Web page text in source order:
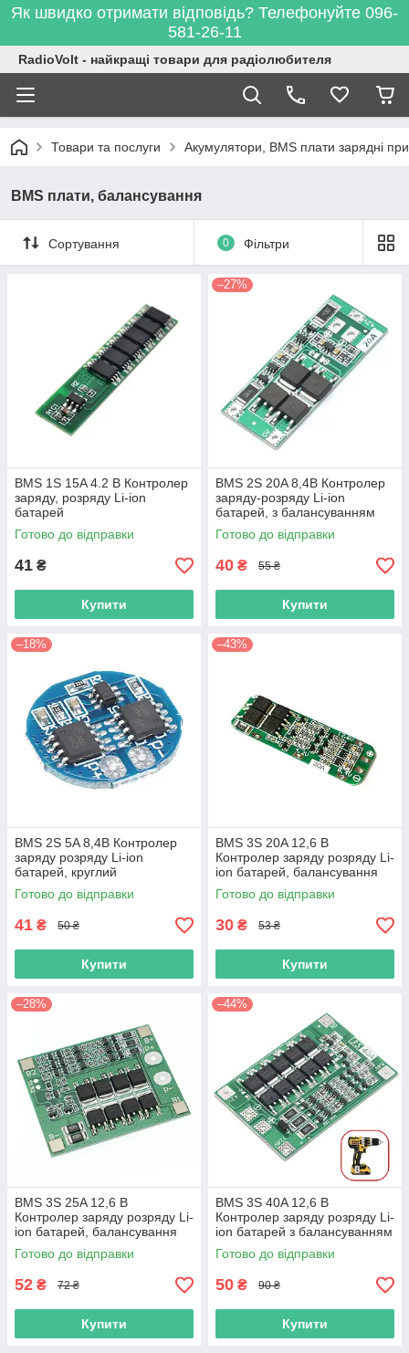
Як швидко отримати відповідь? Телефонуйте 096-
581-26-11
RadioVolt - найкращі товари для радіолюбителя
Товари та послуги Акумулятори, BMS плати зарядні
BMS плати, балансування
Сортування 0 Фільтри
BMS 1S 15A 4.2 В Контролер
заряду, розряду Li-ion
батарей
Готово до відправки
41 ₴
Купити
–27%
BMS 2S 20A 8,4В Контролер
заряду-розряду Li-ion
батарей, з балансуванням
Готово до відправки
40 ₴ 55 ₴
Купити
–18%
BMS 2S 5A 8,4В Контролер
заряду розряду Li-ion
батарей, круглий
Готово до відправки
41 ₴ 50 ₴
Купити
–43%
BMS 3S 20A 12,6 В
Контролер заряду розряду Li-
ion батарей, балансування
Готово до відправки
30 ₴ 53 ₴
Купити
–28%
BMS 3S 25A 12,6 В
Контролер заряду розряду Li-
ion батарей, балансування
Готово до відправки
52 ₴ 72 ₴
Купити
–44%
BMS 3S 40A 12,6 В
Контролер заряду розряду Li-
ion батарей з балансуванням
Готово до відправки
50 ₴ 90 ₴
Купити